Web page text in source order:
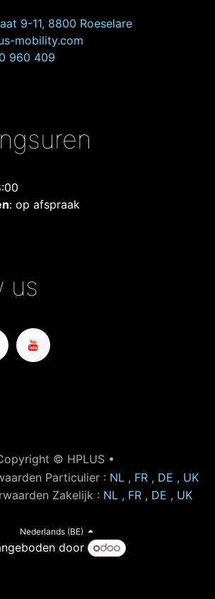
9-11, 8800 Roeselare
mobility.com
960 409
: op afspraak
us
© HPLUS •
Particulier : NL , FR , DE , UK
Zakelijk : NL, FR, DE , UK
Nederlands (BE)
door